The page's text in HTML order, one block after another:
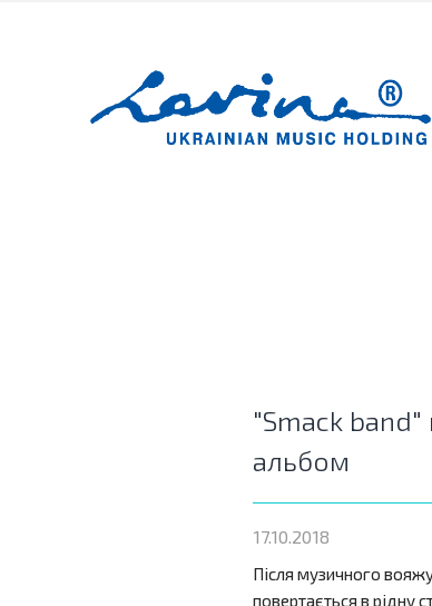
"Smack
альбом
17.10.2018
Після музичного
повертається в рідну